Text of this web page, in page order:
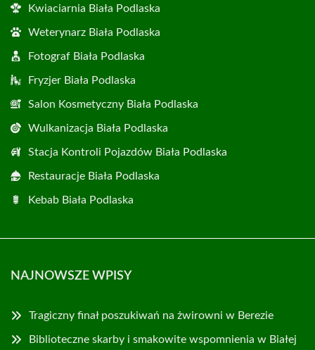
Kwiaciarnia Biała Podlaska
Weterynarz Biała Podlaska
Fotograf Biała Podlaska
Fryzjer Biała Podlaska
Salon Kosmetyczny Biała Podlaska
Wulkanizacja Biała Podlaska
Stacja Kontroli Pojazdów Biała Podlaska
Restauracje Biała Podlaska
Kebab Biała Podlaska
NAJNOWSZE WPISY
Tragiczny finał poszukiwań na żwirowni w Berezie
Biblioteczne skarby i smakowite wspomnienia w Białej